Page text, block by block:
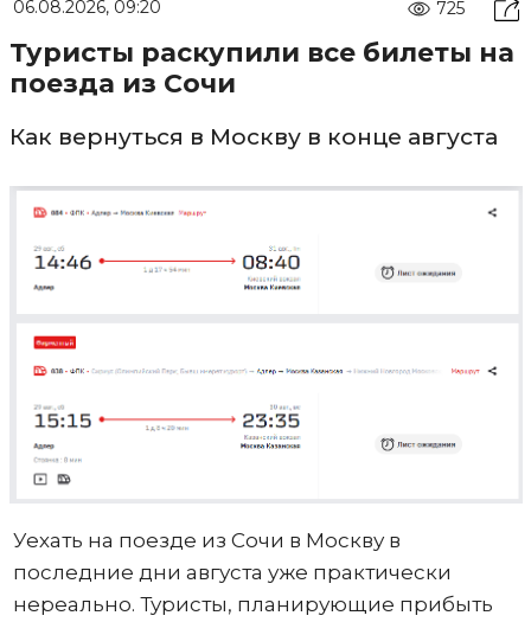
06.08.2026, 09:20 725
Туристы раскупили все билеты на
поезда из Сочи
Как вернуться в Москву в конце августа
Уехать на поезде из Сочи в Москву в
последние дни августа уже практически
нереально. Туристы, планирующие прибыть